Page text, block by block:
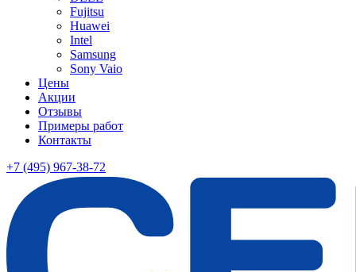
Fujitsu
Huawei
Intel
Samsung
Sony Vaio
Цены
Акции
Отзывы
Примеры работ
Контакты
+7 (495) 967-38-72